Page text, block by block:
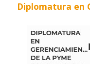
Diplomatura en